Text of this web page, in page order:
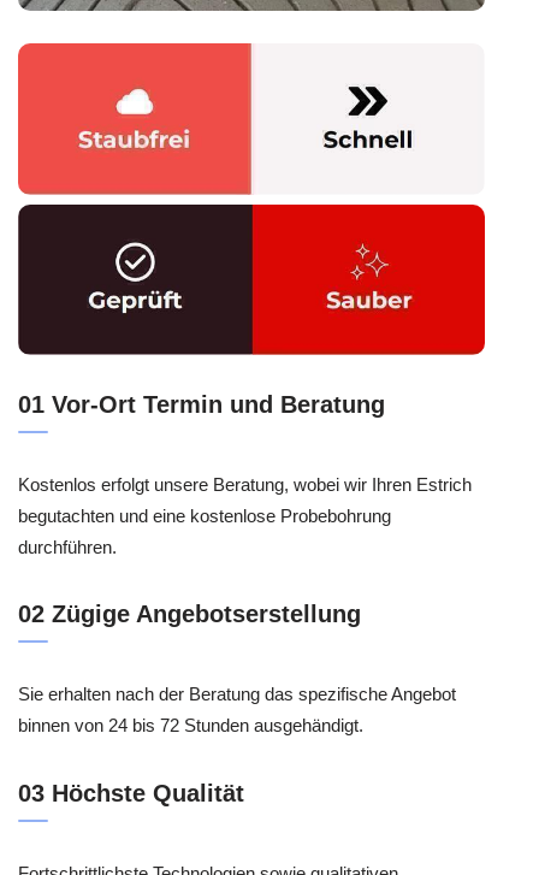
01 Vor-Ort Termin und Beratung
Kostenlos erfolgt unsere Beratung, wobei wir Ihren Estrich
begutachten und eine kostenlose Probebohrung
durchführen.
02 Zügige Angebotserstellung
Sie erhalten nach der Beratung das spezifische Angebot
binnen von 24 bis 72 Stunden ausgehändigt.
03 Höchste Qualität